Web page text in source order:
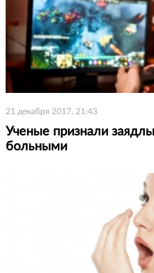
21 декабря 2017, 21:43
Ученые признали
больными